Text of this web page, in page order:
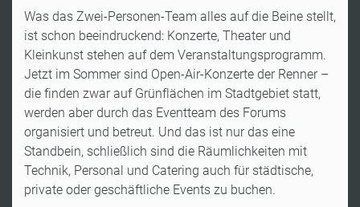
Was das Zwei-Personen-Team alles auf die Beine stellt,
ist schon beeindruckend: Konzerte, Theater und
Kleinkunst stehen auf dem Veranstaltungsprogramm.
Jetzt im Sommer sind Open-Air-Konzerte der Renner –
die finden zwar auf Grünflächen im Stadtgebiet statt,
werden aber durch das Eventteam des Forums
organisiert und betreut. Und das ist nur das eine
Standbein, schließlich sind die Räumlichkeiten mit
Technik, Personal und Catering auch für städtische,
private oder geschäftliche Events zu buchen.